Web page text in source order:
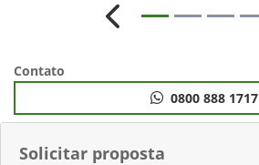
Solicitar proposta
Anterior
Contato
0800 888 1717